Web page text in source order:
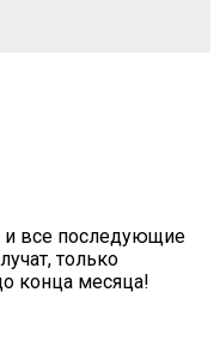
и все последующие
только
конца месяца!